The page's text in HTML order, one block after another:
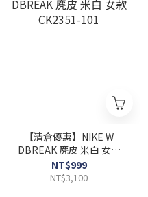
【清倉優惠】NIKE W
DBREAK 麂皮 米白 女款
CK2351-101
NT$999
NT$3,100